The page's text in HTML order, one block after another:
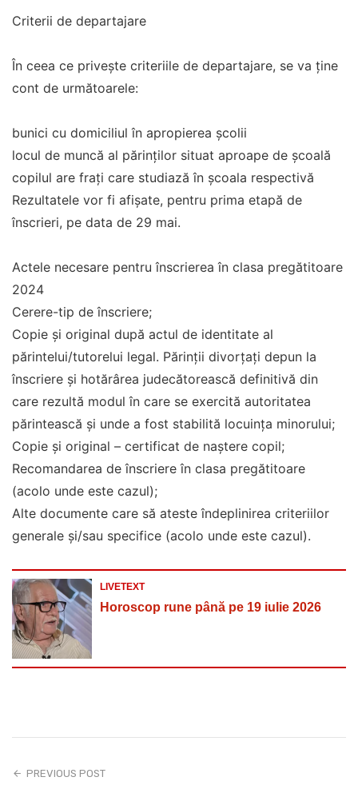
Criterii de departajare
În ceea ce privește criteriile de departajare, se va ţine
cont de următoarele:
bunici cu domiciliul în apropierea școlii
locul de muncă al părinților situat aproape de școală
copilul are frați care studiază în școala respectivă
Rezultatele vor fi afişate, pentru prima etapă de
înscrieri, pe data de 29 mai.
Actele necesare pentru înscrierea în clasa pregătitoare
2024
Cerere-tip de înscriere;
Copie şi original după actul de identitate al
părintelui/tutorelui legal. Părinții divorțați depun la
înscriere și hotărârea judecătorească definitivă din
care rezultă modul în care se exercită autoritatea
părintească și unde a fost stabilită locuința minorului;
Copie şi original – certificat de naştere copil;
Recomandarea de înscriere în clasa pregătitoare
(acolo unde este cazul);
Alte documente care să ateste îndeplinirea criteriilor
generale şi/sau specifice (acolo unde este cazul).
LIVETEXT
Horoscop rune până pe 19 iulie 2026
PREVIOUS POST